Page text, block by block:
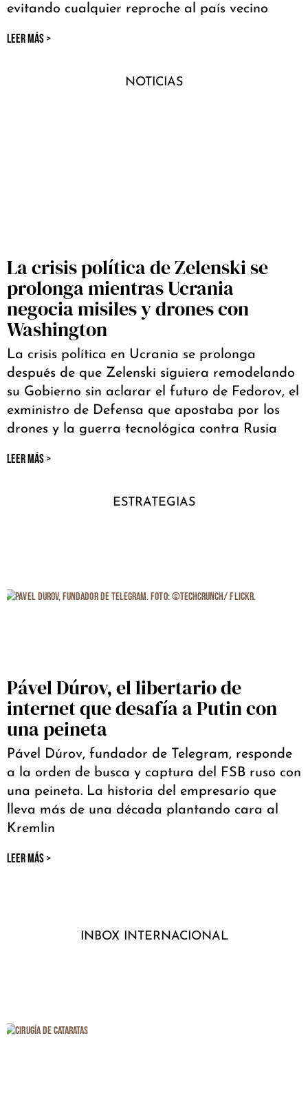
evitando cualquier reproche al país vecino
LEER MÁS >
NOTICIAS
La crisis política de Zelenski se
prolonga mientras Ucrania
negocia misiles y drones con
Washington
La crisis política en Ucrania se prolonga
después de que Zelenski siguiera remodelando
su Gobierno sin aclarar el futuro de Fedorov, el
exministro de Defensa que apostaba por los
drones y la guerra tecnológica contra Rusia
LEER MÁS >
ESTRATEGIAS
Pável Dúrov, el libertario de
internet que desafía a Putin con
una peineta
Pável Dúrov, fundador de Telegram, responde
a la orden de busca y captura del FSB ruso con
una peineta. La historia del empresario que
lleva más de una década plantando cara al
Kremlin
LEER MÁS >
INBOX INTERNACIONAL